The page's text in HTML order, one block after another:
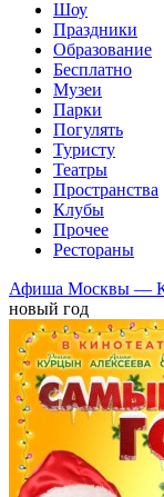
Шоу
Праздники
Образование
Бесплатно
Музеи
Парки
Погулять
Туристу
Театры
Пространства
Клубы
Прочее
Рестораны
Афиша Москвы —
новый год